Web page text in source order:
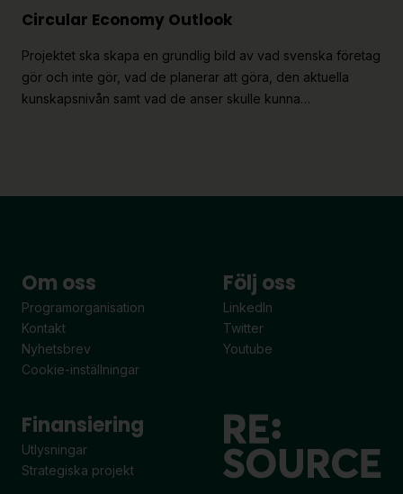
Circular Economy Outlook
Projektet ska skapa en grundlig bild av vad svenska företag
gör och inte gör, vad de planerar att göra, den aktuella
kunskapsnivån samt vad de anser skulle kunna…
Om oss
Programorganisation
Kontakt
Nyhetsbrev
Cookie-inställningar
Följ oss
LinkedIn
Twitter
Youtube
Finansiering
Utlysningar
Strategiska projekt